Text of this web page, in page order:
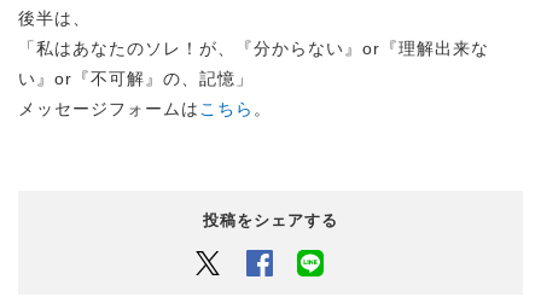
後半は、
「私はあなたのソレ！が、『分からない』or『理解出来な
い』or『不可解』の、記憶」
メッセージフォームはこちら 。
投稿をシェアする
Twitter Facebook